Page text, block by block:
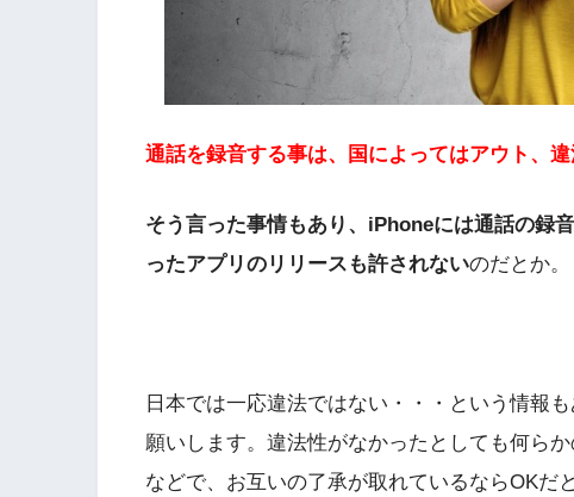
通話を録音する事は、国によってはアウト、
そう言った事情もあり、iPhoneには通話の録
ったアプリのリリースも許されないのだとか。
日本では一応違法ではない・・・という情報
願いします。違法性がなかったとしても何ら
などで、お互いの了承が取れているならOKだ